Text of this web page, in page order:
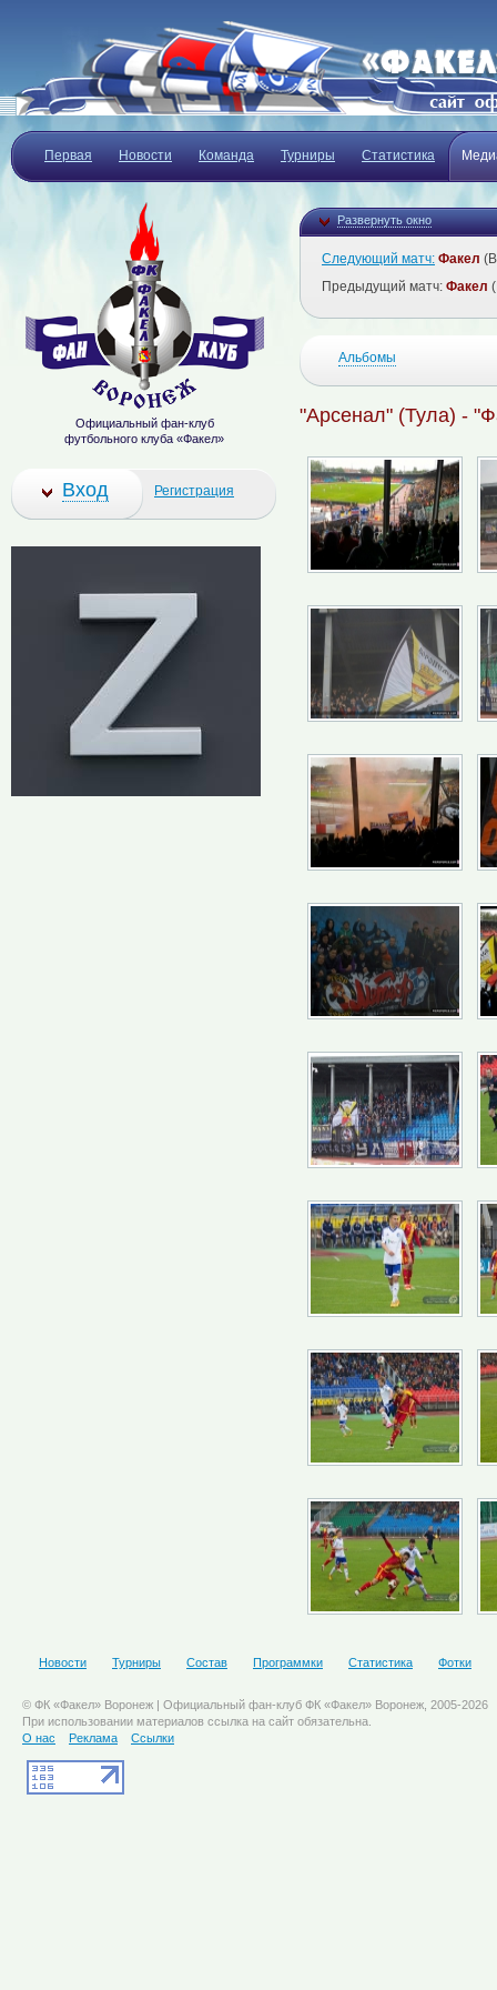
Первая Новости Команда Турниры Статистика
Развернуть окно
Следующий матч: Факел
Предыдущий матч: Факел
Альбомы
"Арсенал" (Тула) -
Официальный фан-клуб
футбольного клуба «Факел»
Вход Регистрация
Новости Турниры Состав Программки Статистика Фотки
© ФК «Факел» Воронеж | Официальный фан-клуб ФК «Факел» Воронеж, 2005-2026
При использовании материалов ссылка на сайт обязательна.
О нас
Реклама Ссылки